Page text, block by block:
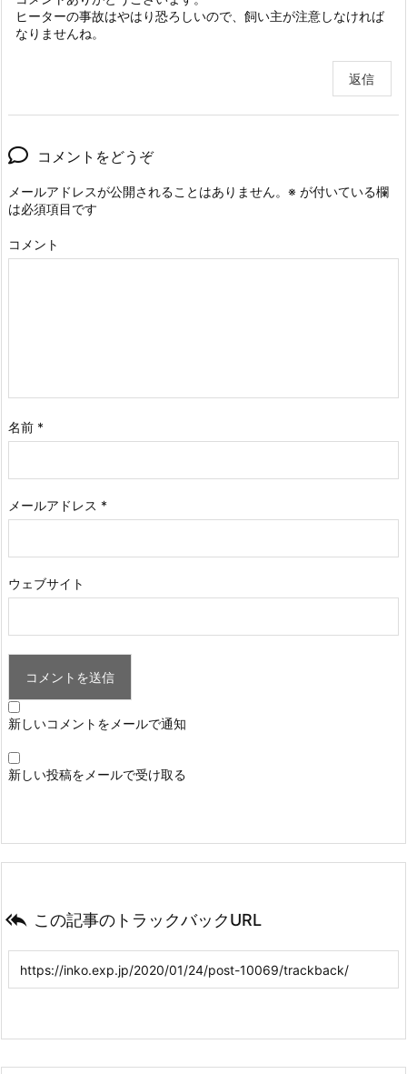
ヒーターの事故はやはり恐ろしいので、飼い主が注意しなければ
なりませんね。
返信
コメントをどうぞ
メールアドレスが公開されることはありません。 ※ が付いている欄
は必須項目です
コメント
名前 *
メールアドレス *
ウェブサイト
新しいコメントをメールで通知
新しい投稿をメールで受け取る
 この記事のトラックバックURL